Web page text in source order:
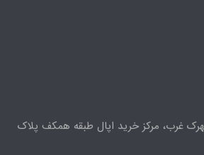
غرب، مرکز خرید اپال طبقه همکف پلاک